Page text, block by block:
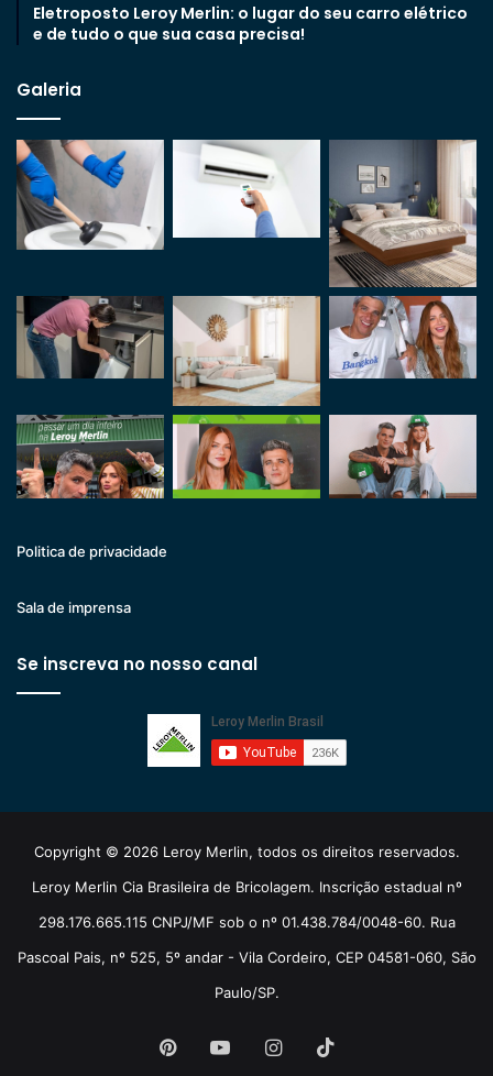
Eletroposto Leroy Merlin: o lugar do seu carro elétrico
e de tudo o que sua casa precisa!
Galeria
Politica de privacidade
Sala de imprensa
Se inscreva no nosso canal
Copyright © 2026 Leroy Merlin, todos os direitos reservados.
Leroy Merlin Cia Brasileira de Bricolagem. Inscrição estadual nº
298.176.665.115 CNPJ/MF sob o nº 01.438.784/0048-60. Rua
Pascoal Pais, nº 525, 5º andar - Vila Cordeiro, CEP 04581-060, São
Paulo/SP.
PinterestYouTubeInstagram